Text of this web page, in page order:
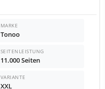
MARKE
Tonoo
SEITENLEISTUNG
11.000 Seiten
VARIANTE
XXL